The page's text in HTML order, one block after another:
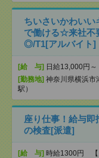
ちいさいかわい
で働ける☆来社不
◎/T1[アルバイト]
[給 与] 日給13,000円～
[勤務地] 神奈川県横浜市
駅）
座り仕事！給与
の検査[派遣]
[給 与] 時給1300円 【